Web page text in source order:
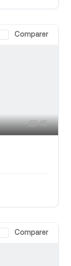
Comparer
15
Comparer